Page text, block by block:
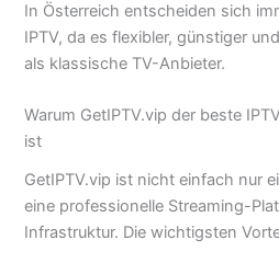
In Österreich entscheiden sich
IPTV, da es flexibler, günstiger
als klassische TV-Anbieter.
Warum GetIPTV.vip der beste
ist
GetIPTV.vip ist nicht einfach nur
eine professionelle Streaming-
Infrastruktur. Die wichtigsten